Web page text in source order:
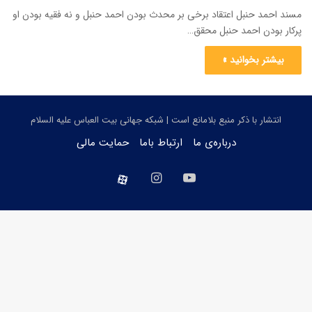
مسند احمد حنبل اعتقاد برخی بر محدث بودن احمد حنبل و نه فقیه بودن او
پرکار بودن احمد حنبل محقق…
بیشتر بخوانید »
انتشار با ذکر منبع بلامانع است | شبکه جهانی بیت العباس علیه السلام
درباره‌ی ما ارتباط باما حمایت مالی
یوتیوب اینستاگرام